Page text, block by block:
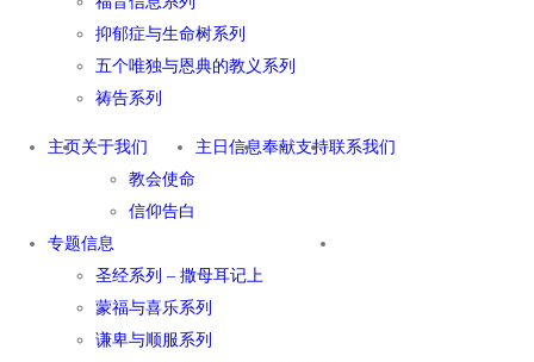
抑郁症与生命树系列
五个唯独与恩典的教义系列
祷告系列
主页关于我们
教会使命
信仰告白
主日信息奉献支持联系我们
专题信息
圣经系列 – 撒母耳记上
蒙福与喜乐系列
谦卑与顺服系列